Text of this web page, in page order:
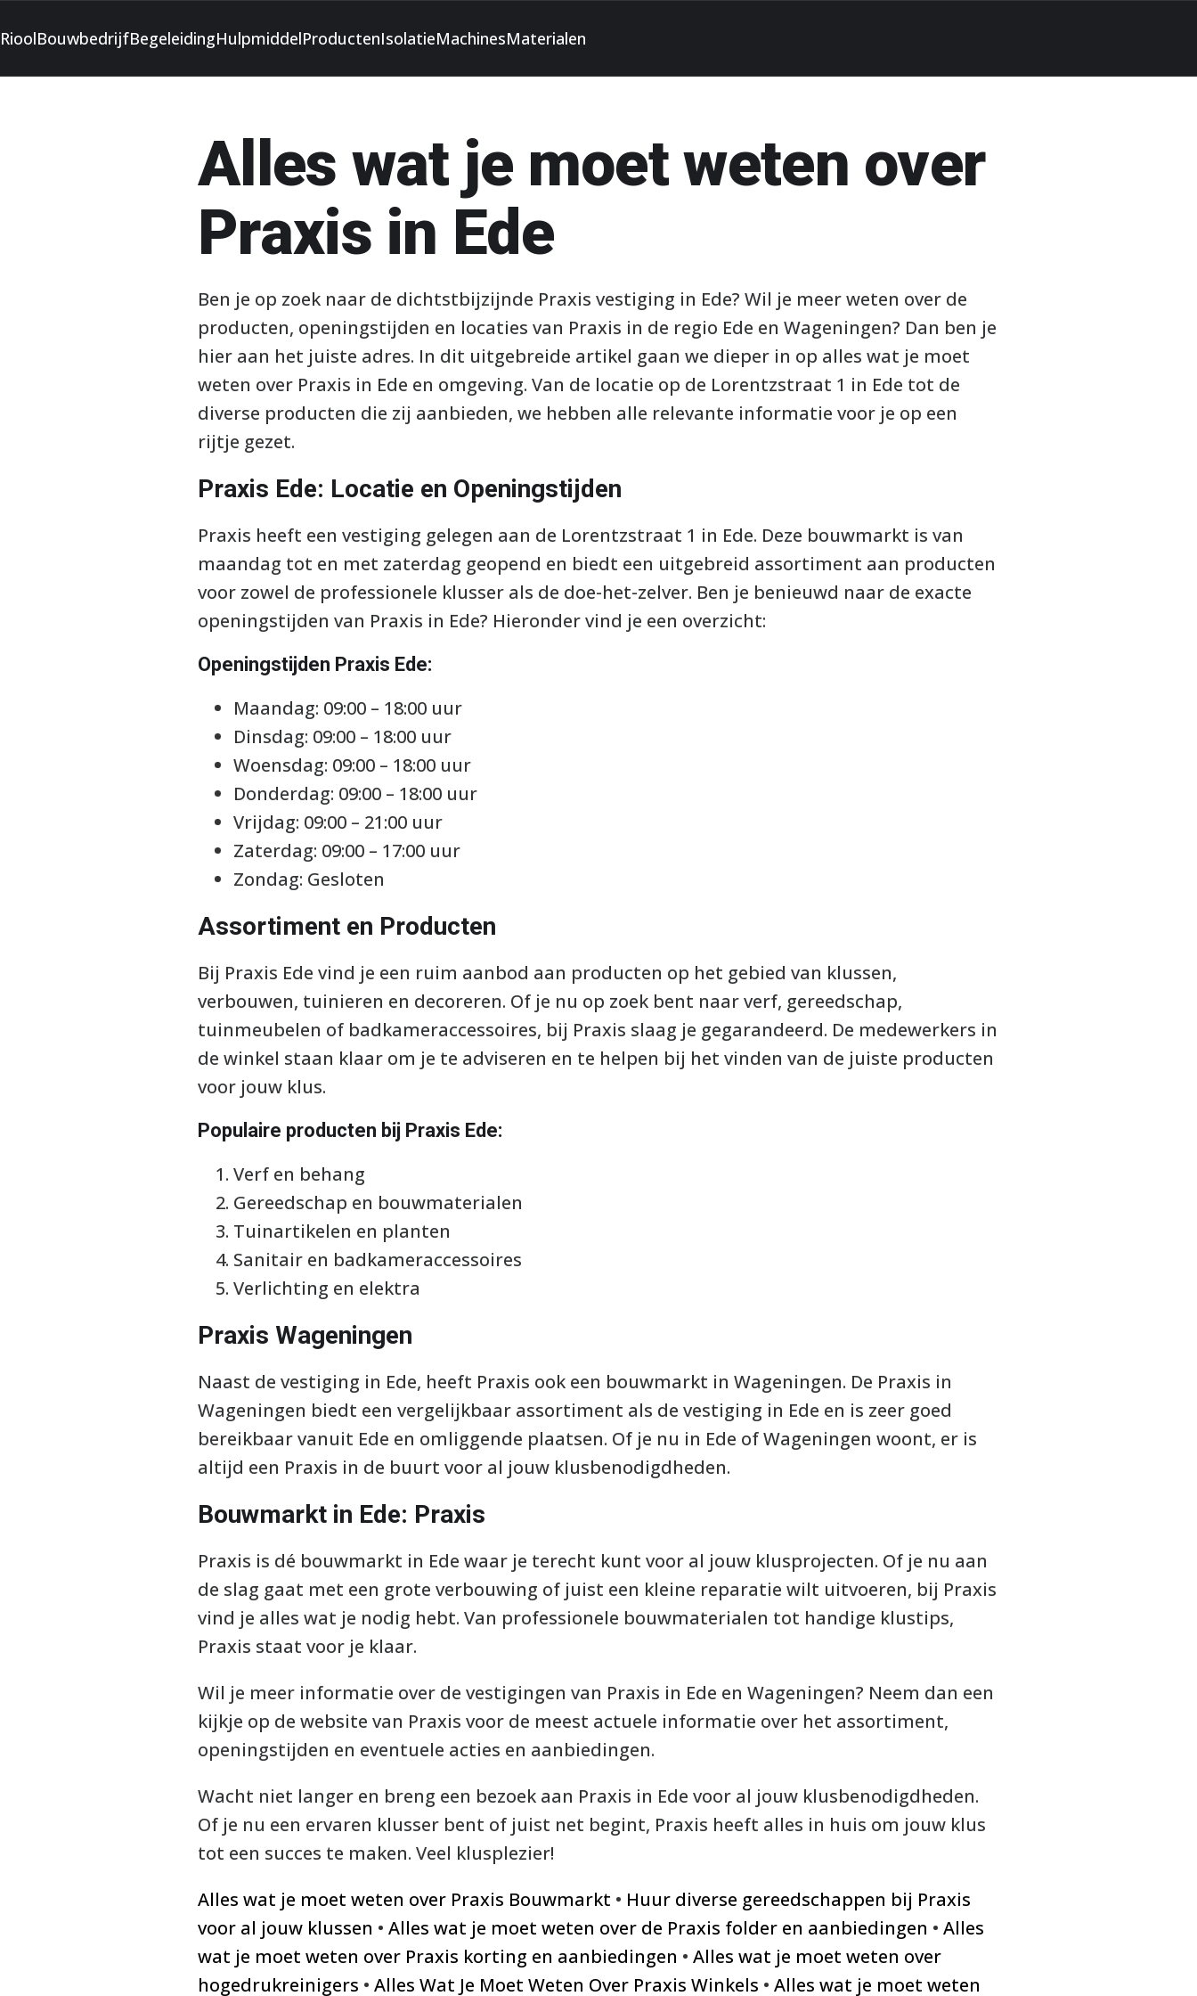
RioolBouwbedrijfBegeleidingHulpmiddelProductenIsolatieMachinesMaterialen
Alles wat je moet weten over
Praxis in Ede
Ben je op zoek naar de dichtstbijzijnde Praxis vestiging in Ede? Wil je meer weten over de
producten, openingstijden en locaties van Praxis in de regio Ede en Wageningen? Dan ben je
hier aan het juiste adres. In dit uitgebreide artikel gaan we dieper in op alles wat je moet
weten over Praxis in Ede en omgeving. Van de locatie op de Lorentzstraat 1 in Ede tot de
diverse producten die zij aanbieden, we hebben alle relevante informatie voor je op een
rijtje gezet.
Praxis Ede: Locatie en Openingstijden
Praxis heeft een vestiging gelegen aan de Lorentzstraat 1 in Ede. Deze bouwmarkt is van
maandag tot en met zaterdag geopend en biedt een uitgebreid assortiment aan producten
voor zowel de professionele klusser als de doe-het-zelver. Ben je benieuwd naar de exacte
openingstijden van Praxis in Ede? Hieronder vind je een overzicht:
Openingstijden Praxis Ede:
Maandag: 09:00 – 18:00 uur
Dinsdag: 09:00 – 18:00 uur
Woensdag: 09:00 – 18:00 uur
Donderdag: 09:00 – 18:00 uur
Vrijdag: 09:00 – 21:00 uur
Zaterdag: 09:00 – 17:00 uur
Zondag: Gesloten
Assortiment en Producten
Bij Praxis Ede vind je een ruim aanbod aan producten op het gebied van klussen,
verbouwen, tuinieren en decoreren. Of je nu op zoek bent naar verf, gereedschap,
tuinmeubelen of badkameraccessoires, bij Praxis slaag je gegarandeerd. De medewerkers in
de winkel staan klaar om je te adviseren en te helpen bij het vinden van de juiste producten
voor jouw klus.
Populaire producten bij Praxis Ede:
Verf en behang
Gereedschap en bouwmaterialen
Tuinartikelen en planten
Sanitair en badkameraccessoires
Verlichting en elektra
Praxis Wageningen
Naast de vestiging in Ede, heeft Praxis ook een bouwmarkt in Wageningen. De Praxis in
Wageningen biedt een vergelijkbaar assortiment als de vestiging in Ede en is zeer goed
bereikbaar vanuit Ede en omliggende plaatsen. Of je nu in Ede of Wageningen woont, er is
altijd een Praxis in de buurt voor al jouw klusbenodigdheden.
Bouwmarkt in Ede: Praxis
Praxis is dé bouwmarkt in Ede waar je terecht kunt voor al jouw klusprojecten. Of je nu aan
de slag gaat met een grote verbouwing of juist een kleine reparatie wilt uitvoeren, bij Praxis
vind je alles wat je nodig hebt. Van professionele bouwmaterialen tot handige klustips,
Praxis staat voor je klaar.
Wil je meer informatie over de vestigingen van Praxis in Ede en Wageningen? Neem dan een
kijkje op de website van Praxis voor de meest actuele informatie over het assortiment,
openingstijden en eventuele acties en aanbiedingen.
Wacht niet langer en breng een bezoek aan Praxis in Ede voor al jouw klusbenodigdheden.
Of je nu een ervaren klusser bent of juist net begint, Praxis heeft alles in huis om jouw klus
tot een succes te maken. Veel klusplezier!
Alles wat je moet weten over Praxis Bouwmarkt • Huur diverse gereedschappen bij Praxis
voor al jouw klussen • Alles wat je moet weten over de Praxis folder en aanbiedingen • Alles
wat je moet weten over Praxis korting en aanbiedingen • Alles wat je moet weten over
hogedrukreinigers • Alles Wat Je Moet Weten Over Praxis Winkels • Alles wat je moet weten